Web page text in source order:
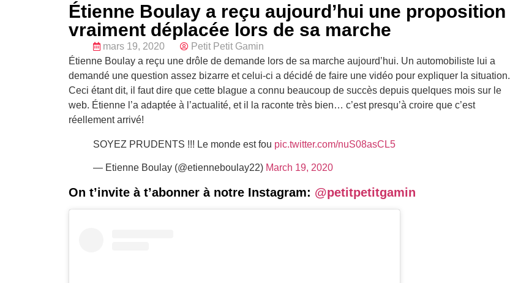
Étienne Boulay a reçu aujourd’hui une proposition
vraiment déplacée lors de sa marche
mars 19, 2020
Petit Petit Gamin
Étienne Boulay a reçu une drôle de demande lors de sa marche aujourd’hui. Un automobiliste lui a
demandé une question assez bizarre et celui-ci a décidé de faire une vidéo pour expliquer la situation.
Ceci étant dit, il faut dire que cette blague a connu beaucoup de succès depuis quelques mois sur le
web. Étienne l’a adaptée à l’actualité, et il la raconte très bien… c’est presqu’à croire que c’est
réellement arrivé!
SOYEZ PRUDENTS !!! Le monde est fou pic.twitter.com/nuS08asCL5
— Etienne Boulay (@etienneboulay22) March 19, 2020
On t’invite à t’abonner à notre Instagram: @petitpetitgamin